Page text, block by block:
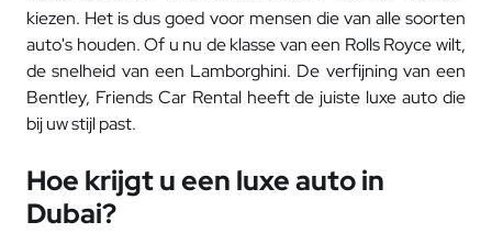
kiezen. Het is dus goed voor mensen die van alle soorten
auto's houden. Of u nu de klasse van een Rolls Royce wilt,
de snelheid van een Lamborghini. De verfijning van een
Bentley, Friends Car Rental heeft de juiste luxe auto die
bij uw stijl past.
Hoe krijgt u een luxe auto in
Dubai?